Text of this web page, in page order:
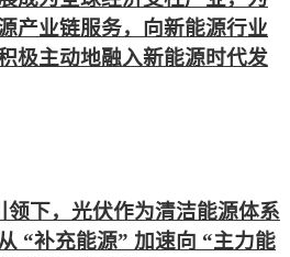
产业链服务，向新能源行业
极主动地融入新能源时代发
领下，光伏作为清洁能源体系
“补充能源” 加速向 “主力能